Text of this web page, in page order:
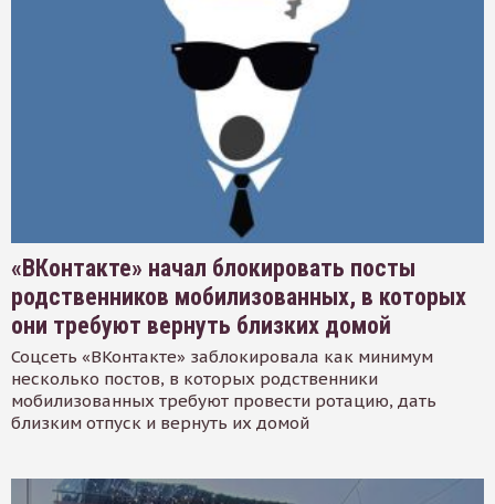
«ВКонтакте» начал блокировать посты
родственников мобилизованных, в которых
они требуют вернуть близких домой
Соцсеть «ВКонтакте» заблокировала как минимум
несколько постов, в которых родственники
мобилизованных требуют провести ротацию, дать
близким отпуск и вернуть их домой